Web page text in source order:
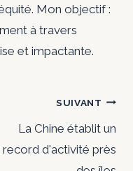
Mon objectif :
à travers
et impactante.
SUIVANT
La Chine établit un
record d'activité près